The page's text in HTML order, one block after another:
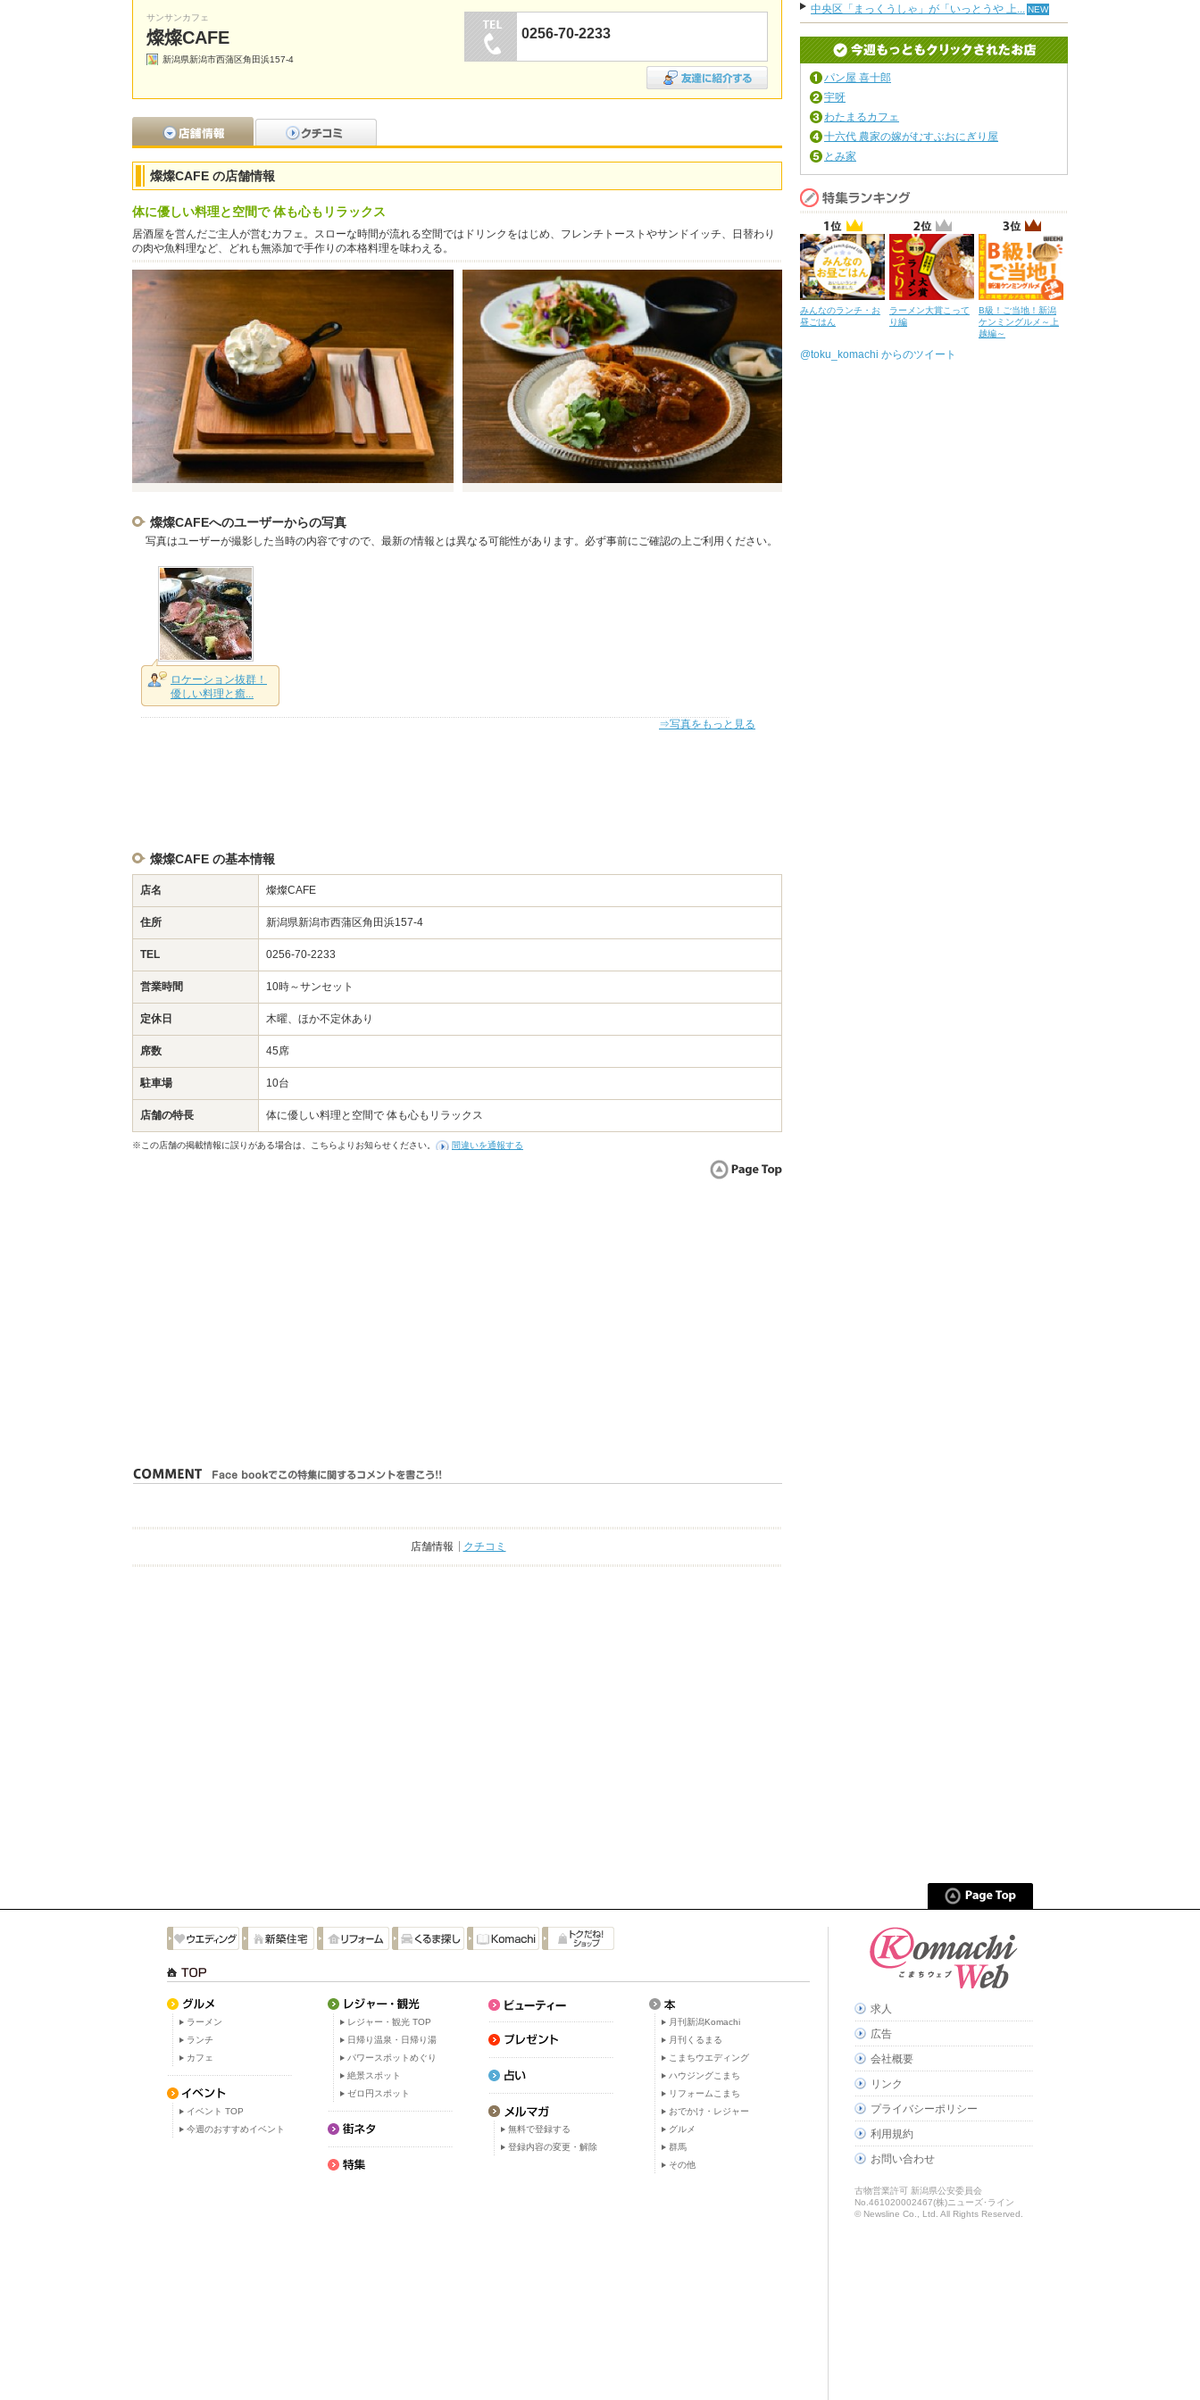
サンサンカフェ
燦燦CAFE
新潟県新潟市西蒲区角田浜157-4
0256-70-2233
燦燦CAFE の店舗情報
体に優しい料理と空間で 体も心もリラックス
居酒屋を営んだご主人が営むカフェ。スローな時間が流れる空間ではドリンクをはじめ、フレンチトーストやサンドイッチ、日替わり
の肉や魚料理など、どれも無添加で手作りの本格料理を味わえる。
燦燦CAFEへのユーザーからの写真
写真はユーザーが撮影した当時の内容ですので、最新の情報とは異なる可能性があります。必ず事前にご確認の上ご利用ください。
ロケーション抜群！
優しい料理と癒...
⇒写真をもっと見る
燦燦CAFE の基本情報
店名 燦燦CAFE
住所 新潟県新潟市西蒲区角田浜157-4
TEL 0256-70-2233
営業時間 10時～サンセット
定休日 木曜、ほか不定休あり
席数 45席
駐車場 10台
店舗の特長 体に優しい料理と空間で 体も心もリラックス
※この店舗の掲載情報に誤りがある場合は、こちらよりお知らせください。 間違いを通報する
店舗情報 クチコミ
中央区「まっくうしゃ」が「いっとうや 上...
パン屋 喜十郎
宇呀
わたまるカフェ
十六代 農家の嫁がむすぶおにぎり屋
とみ家
みんなのランチ・お
昼ごはん
ラーメン大賞こって
り編
B級！ご当地！新潟
ケンミングルメ～上
越編～
@toku_komachi からのツイート
ラーメン
ランチ
カフェ
イベント TOP
今週のおすすめイベント
レジャー・観光 TOP
日帰り温泉・日帰り湯
パワースポットめぐり
絶景スポット
ゼロ円スポット
無料で登録する
登録内容の変更・解除
月刊新潟Komachi
月刊くるまる
こまちウエディング
ハウジングこまち
リフォームこまち
おでかけ・レジャー
グルメ
群馬
その他
求人
広告
会社概要
リンク
プライバシーポリシー
利用規約
お問い合わせ
古物営業許可 新潟県公安委員会
No.461020002467(株)ニューズ･ライン
© Newsline Co., Ltd. All Rights Reserved.